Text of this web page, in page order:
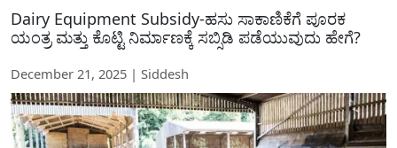
Dairy Equipment Subsidy-ಹಸು ಸಾಕಾಣಿಕೆಗೆ ಪೂರಕ
ಯಂತ್ರ ಮತ್ತು ಕೊಟ್ಟಿ ನಿರ್ಮಾಣಕ್ಕೆ ಸಬ್ಸಿಡಿ ಪಡೆಯುವುದು ಹೇಗೆ?
December 21, 2025 | Siddesh